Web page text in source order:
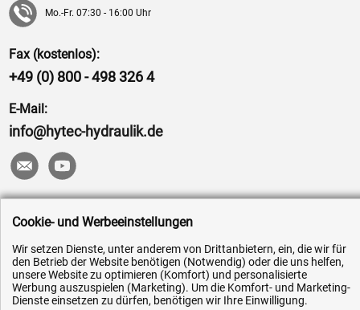
Mo.-Fr. 07:30 - 16:00 Uhr
Fax (kostenlos):
+49 (0) 800 - 498 326 4
E-Mail:
info@hytec-hydraulik.de
Hilfe & Service
Versandkosten
Zahlungsarten
Service
Cookie- und Werbeeinstellungen
Wir setzen Dienste, unter anderem von Drittanbietern, ein, die wir für
den Betrieb der Website benötigen (Notwendig) oder die uns helfen,
unsere Website zu optimieren (Komfort) und personalisierte
Werbung auszuspielen (Marketing). Um die Komfort- und Marketing-
Dienste einsetzen zu dürfen, benötigen wir Ihre Einwilligung.